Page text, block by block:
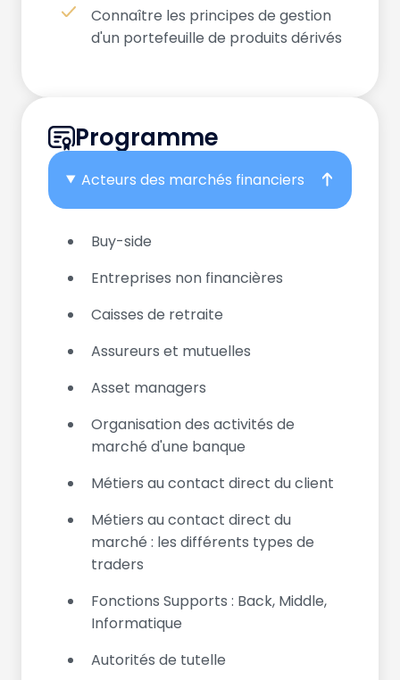
Connaître les principes de gestion
d'un portefeuille de produits dérivés
Programme
Acteurs des marchés financiers
Buy-side
Entreprises non financières
Caisses de retraite
Assureurs et mutuelles
Asset managers
Organisation des activités de
marché d'une banque
Métiers au contact direct du client
Métiers au contact direct du
marché : les différents types de
traders
Fonctions Supports : Back, Middle,
Informatique
Autorités de tutelle